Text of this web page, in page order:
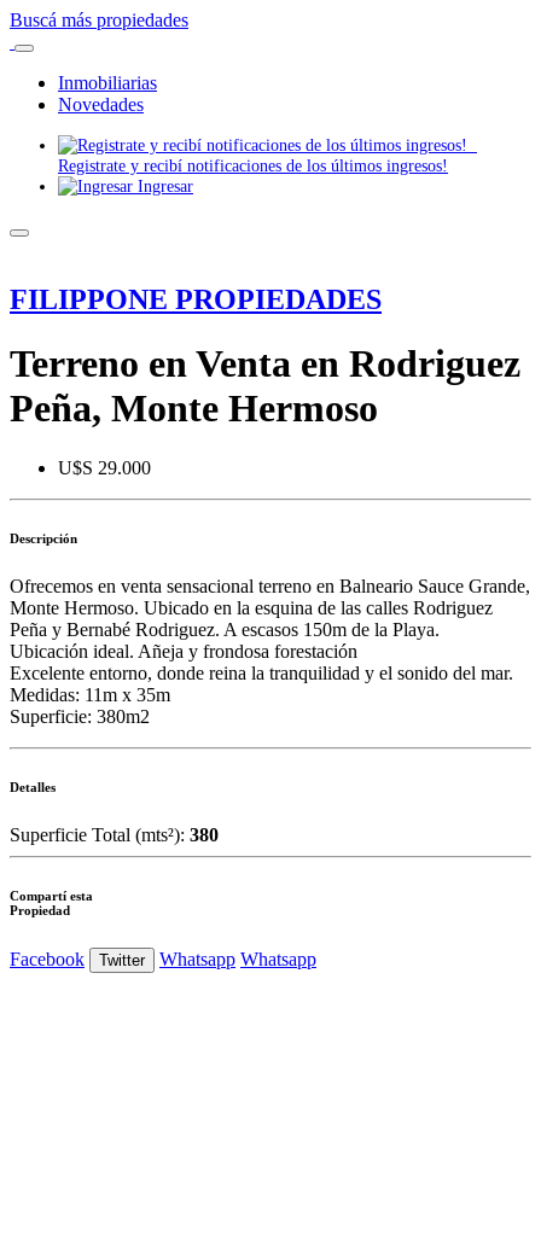
Buscá más propiedades
Inmobiliarias
Novedades
Registrate y recibí notificaciones de los últimos ingresos!
Ingresar
FILIPPONE PROPIEDADES
Terreno en Venta en Rodriguez
Peña, Monte Hermoso
U$S 29.000
Descripción
Ofrecemos en venta sensacional terreno en Balneario Sauce Grande,
Monte Hermoso. Ubicado en la esquina de las calles Rodriguez
Peña y Bernabé Rodriguez. A escasos 150m de la Playa.
Ubicación ideal. Añeja y frondosa forestación
Excelente entorno, donde reina la tranquilidad y el sonido del mar.
Medidas: 11m x 35m
Superficie: 380m2
Detalles
Superficie Total (mts²): 380
Compartí esta
Propiedad
Facebook Twitter Whatsapp Whatsapp